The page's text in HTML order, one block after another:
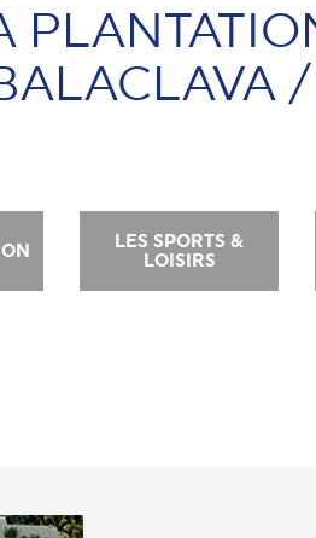
/
LES SPORTS &
LOISIRS